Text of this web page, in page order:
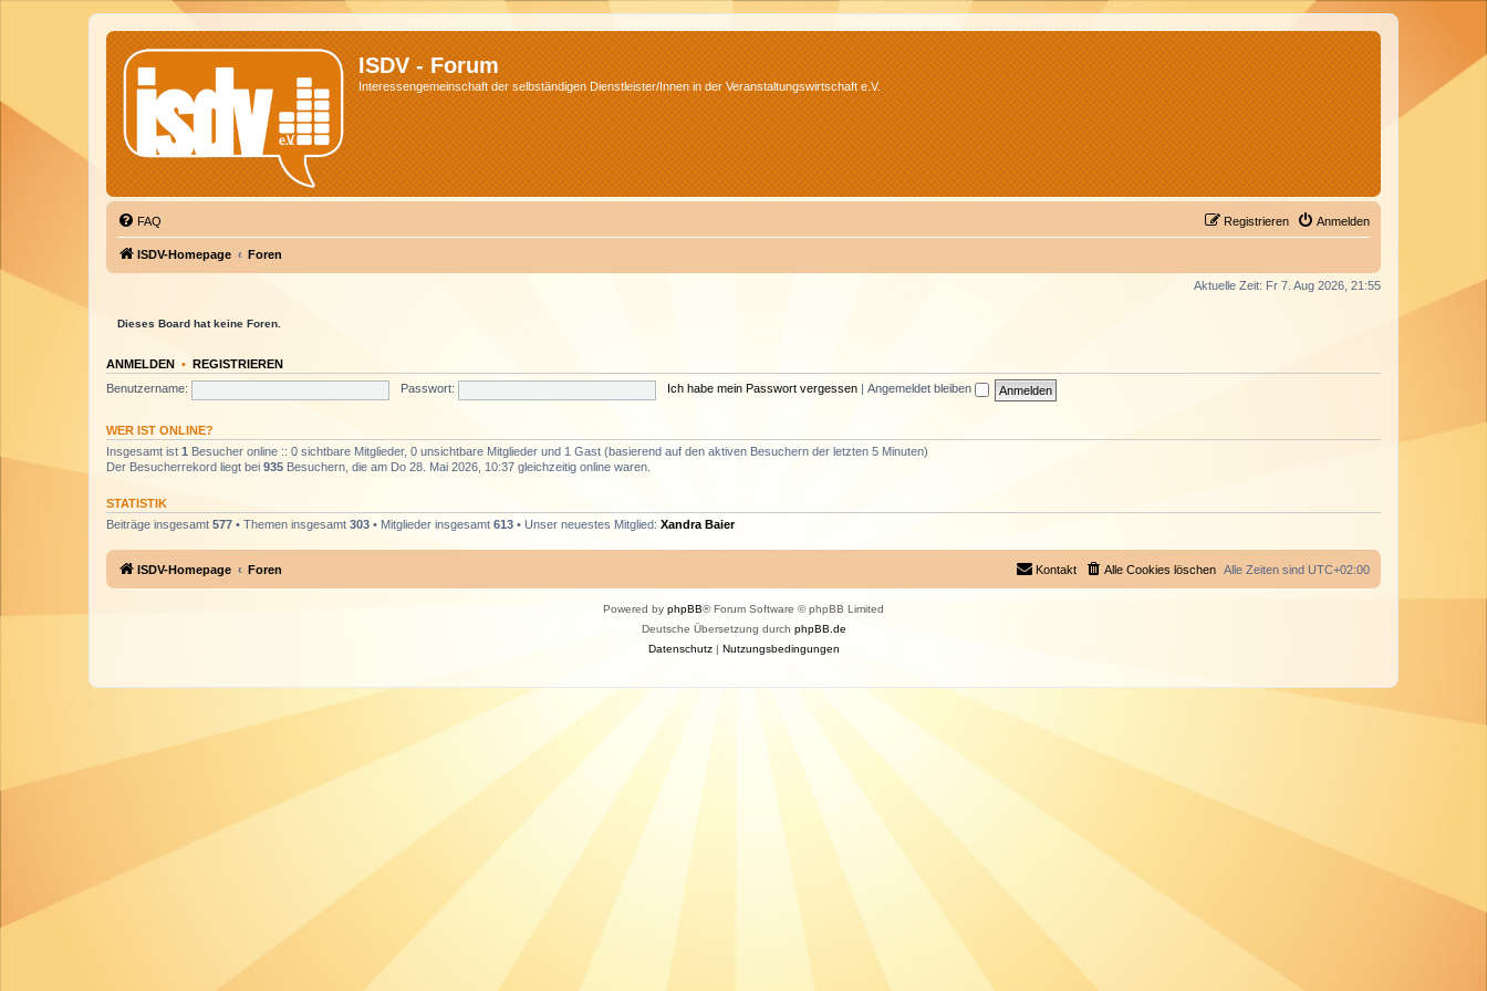
ISDV - Forum
Interessengemeinschaft der selbständigen Dienstleister/Innen in der Veranstaltungswirtschaft e.V.
FAQ Anmelden
Registrieren
ISDV-Homepage Foren
Aktuelle Zeit: Fr 7. Aug 2026, 21:55
Dieses Board hat keine Foren.
ANMELDEN • REGISTRIEREN
Benutzername:
Passwort: Ich habe mein Passwort vergessen Angemeldet bleiben
WER IST ONLINE?
Insgesamt ist 1 Besucher online :: 0 sichtbare Mitglieder, 0 unsichtbare Mitglieder und 1 Gast (basierend auf den aktiven Besuchern der letzten 5 Minuten)
Der Besucherrekord liegt bei 935 Besuchern, die am Do 28. Mai 2026, 10:37 gleichzeitig online waren.
STATISTIK
Beiträge insgesamt 577 • Themen insgesamt 303 • Mitglieder insgesamt 613 • Unser neuestes Mitglied: Xandra Baier
ISDV-Homepage Foren Alle Zeiten sind UTC+02:00
Alle Cookies löschen
Kontakt
Powered by phpBB® Forum Software © phpBB Limited
Deutsche Übersetzung durch phpBB.de
Datenschutz| Nutzungsbedingungen